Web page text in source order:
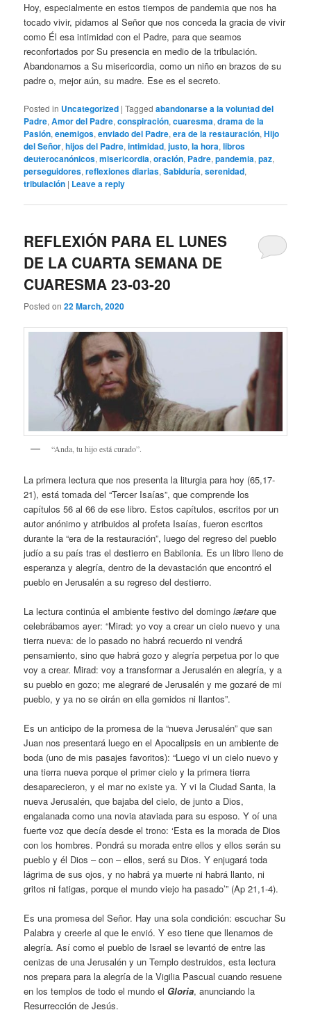
Hoy, especialmente en estos tiempos de pandemia que nos ha
tocado vivir, pidamos al Señor que nos conceda la gracia de vivir
como Él esa intimidad con el Padre, para que seamos
reconfortados por Su presencia en medio de la tribulación.
Abandonarnos a Su misericordia, como un niño en brazos de su
padre o, mejor aún, su madre. Ese es el secreto.
Posted in Uncategorized |Tagged abandonarse a la voluntad del
Padre,Amor del Padre,conspiración,cuaresma,drama de la
Pasión,enemigos,enviado del Padre,era de la restauración,Hijo
del Señor,hijos del Padre,intimidad,justo,la hora,libros
deuterocanónicos,misericordia,oración, Padre,pandemia,paz,
perseguidores,reflexiones diarias,Sabiduría,serenidad,
tribulación | Leave a reply
REFLEXIÓN PARA EL LUNES
DE LA CUARTA SEMANA DE
CUARESMA 23-03-20
Posted on22 March, 2020
“Anda, tu hijo está curado”.
La primera lectura que nos presenta la liturgia para hoy (65,17-
21), está tomada del “Tercer Isaías”, que comprende los
capítulos 56 al 66 de ese libro. Estos capítulos, escritos por un
autor anónimo y atribuidos al profeta Isaías, fueron escritos
durante la “era de la restauración”, luego del regreso del pueblo
judío a su país tras el destierro en Babilonia. Es un libro lleno de
esperanza y alegría, dentro de la devastación que encontró el
pueblo en Jerusalén a su regreso del destierro.
La lectura continúa el ambiente festivo del domingolætare que
celebrábamos ayer: “Mirad: yo voy a crear un cielo nuevo y una
tierra nueva: de lo pasado no habrá recuerdo ni vendrá
pensamiento, sino que habrá gozo y alegría perpetua por lo que
voy a crear. Mirad: voy a transformar a Jerusalén en alegría, y a
su pueblo en gozo; me alegraré de Jerusalén y me gozaré de mi
pueblo, y ya no se oirán en ella gemidos ni llantos”.
Es un anticipo de la promesa de la “nueva Jerusalén” que san
Juan nos presentará luego en el Apocalipsis en un ambiente de
boda (uno de mis pasajes favoritos): “Luego vi un cielo nuevo y
una tierra nueva porque el primer cielo y la primera tierra
desaparecieron, y el mar no existe ya. Y vi la Ciudad Santa, la
nueva Jerusalén, que bajaba del cielo, de junto a Dios,
engalanada como una novia ataviada para su esposo. Y oí una
fuerte voz que decía desde el trono: ‘Esta es la morada de Dios
con los hombres. Pondrá su morada entre ellos y ellos serán su
pueblo y él Dios – con – ellos, será su Dios. Y enjugará toda
lágrima de sus ojos, y no habrá ya muerte ni habrá llanto, ni
gritos ni fatigas, porque el mundo viejo ha pasado’” (Ap 21,1-4).
Es una promesa del Señor. Hay una sola condición: escuchar Su
Palabra y creerle al que le envió. Y eso tiene que llenarnos de
alegría. Así como el pueblo de Israel se levantó de entre las
cenizas de una Jerusalén y un Templo destruidos, esta lectura
nos prepara para la alegría de la Vigilia Pascual cuando resuene
en los templos de todo el mundo el Gloria, anunciando la
Resurrección de Jesús.